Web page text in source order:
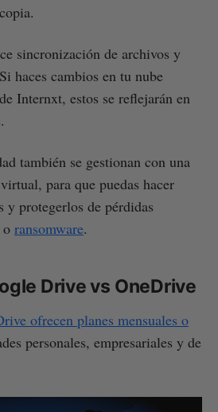
sincronización de archivos y
haces cambios en tu nube
Internxt, estos se reflejarán en
también se gestionan con una
para que puedas hacer
y protegerlos de pérdidas
o ransomware.
Drive vs OneDrive
ofrecen planes mensuales o
personales, empresariales y de